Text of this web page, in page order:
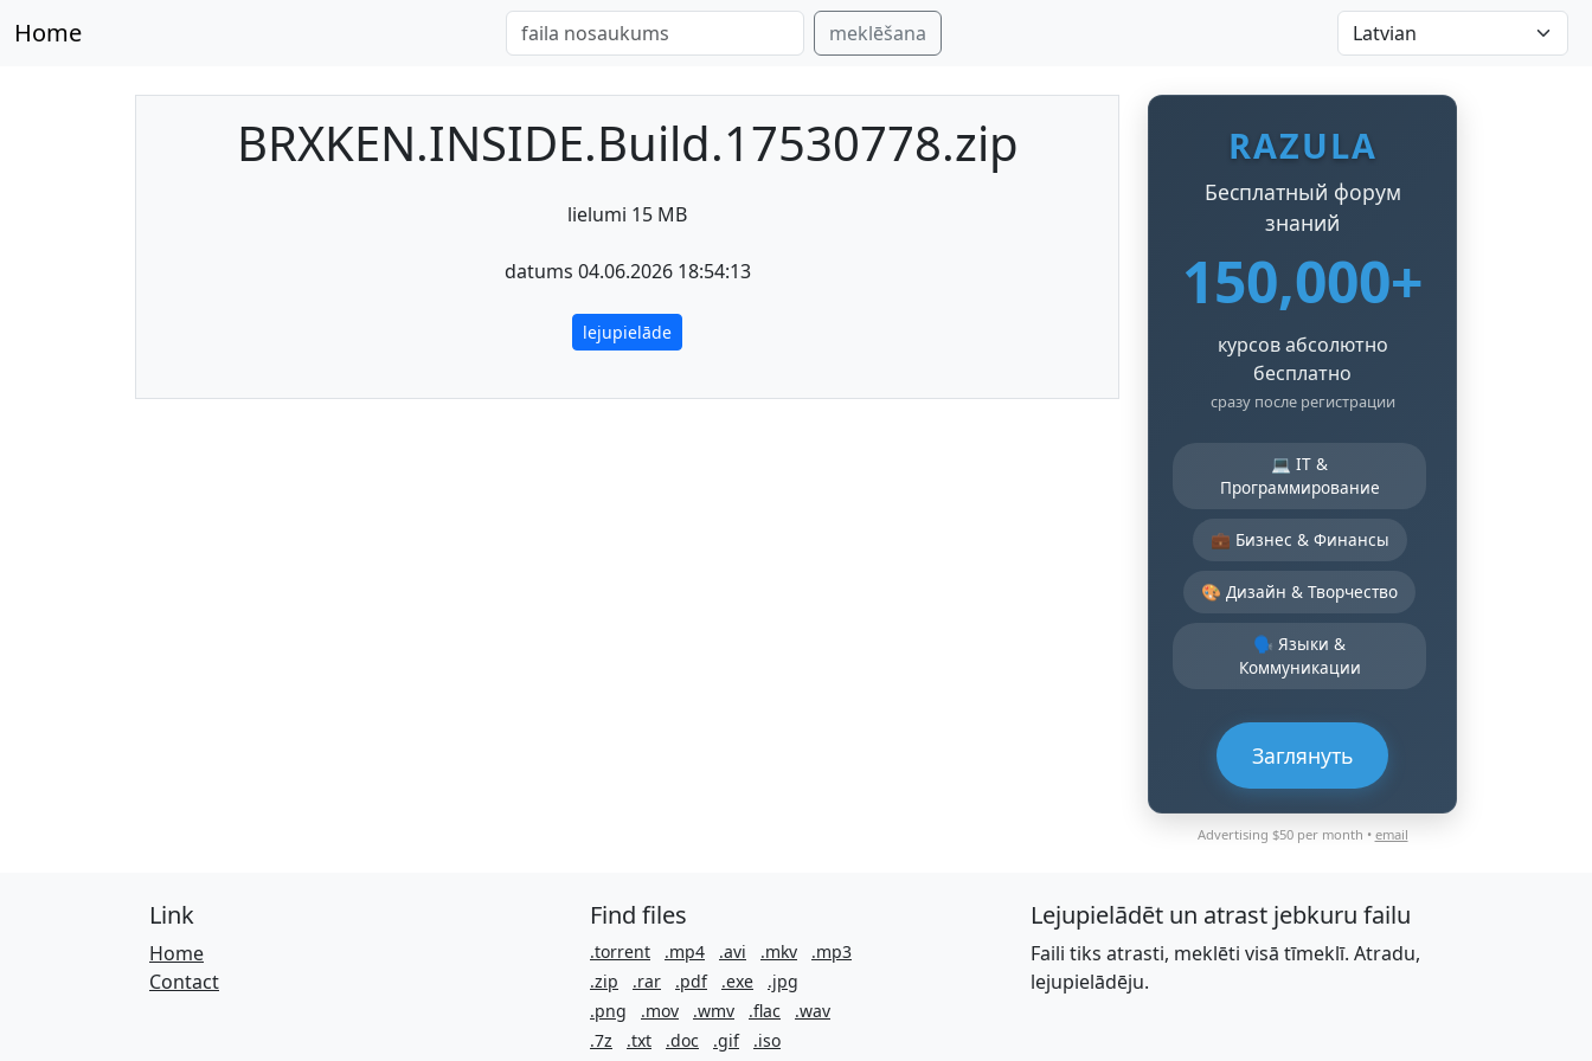
Home meklēšana
BRXKEN.INSIDE.Build.17530778.zip
lielumi 15 MB
datums 04.06.2026 18:54:13
lejupielāde
RAZULA
Бесплатный форум
знаний
150,000+
курсов абсолютно
бесплатно
сразу после регистрации
💻 IT &
Программирование
💼 Бизнес & Финансы
🎨 Дизайн & Творчество
🗣️ Языки &
Коммуникации
Заглянуть
Advertising $50 per month • email
Link
Home
Contact
Find files
.torrent .mp4 .avi .mkv
.mp3
.zip
.rar .pdf .exe
.jpg
.png
.mov .wmv .flac
.wav
.7z
.txt .doc .gif .iso
Lejupielādēt un atrast jebkuru failu
Faili tiks atrasti, meklēti visā tīmeklī. Atradu,
lejupielādēju.